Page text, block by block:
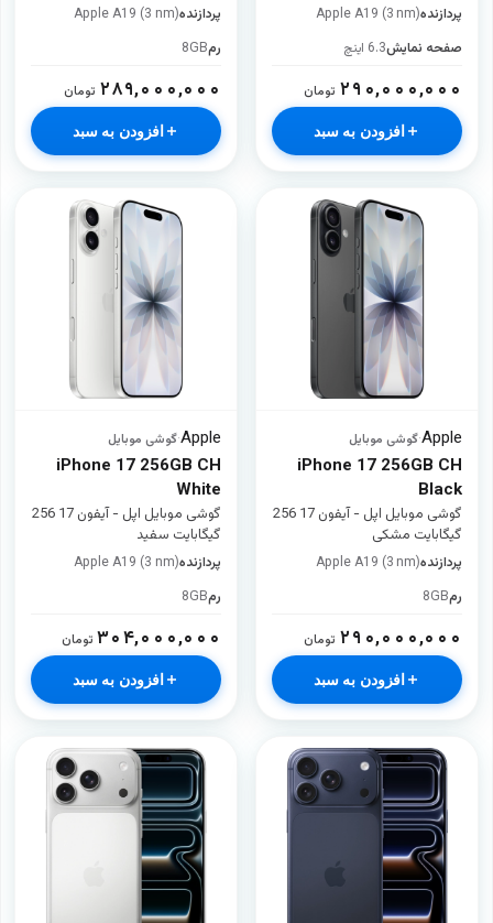
پردازندهApple A19 (3 nm)
رم8GB
۲۸۹,۰۰۰,۰۰۰ تومان
افزودن به سبد
پردازندهApple A19 (3 nm)
صفحه نمایش6.3 اینچ
۲۹۰,۰۰۰,۰۰۰ تومان
افزودن به سبد
Apple
·گوشی موبایل
iPhone 17 256GB CH
White
گوشی موبایل اپل - آیفون 17 256
گیگابایت سفید
پردازندهApple A19 (3 nm)
رم8GB
۳۰۴,۰۰۰,۰۰۰ تومان
افزودن به سبد
Apple
·گوشی موبایل
iPhone 17 256GB CH
Black
گوشی موبایل اپل - آیفون 17 256
گیگابایت مشکی
پردازندهApple A19 (3 nm)
رم8GB
۲۹۰,۰۰۰,۰۰۰ تومان
افزودن به سبد